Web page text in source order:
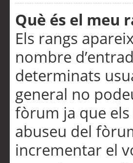
Què és el meu
Els rangs
nombre
determinats
general no
fòrum ja que
abuseu del
incrementar el